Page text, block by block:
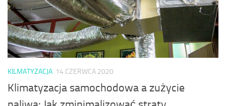
KILMATYZACJA 14 CZERWCA 2020
Klimatyzacja samochodowa a zużycie